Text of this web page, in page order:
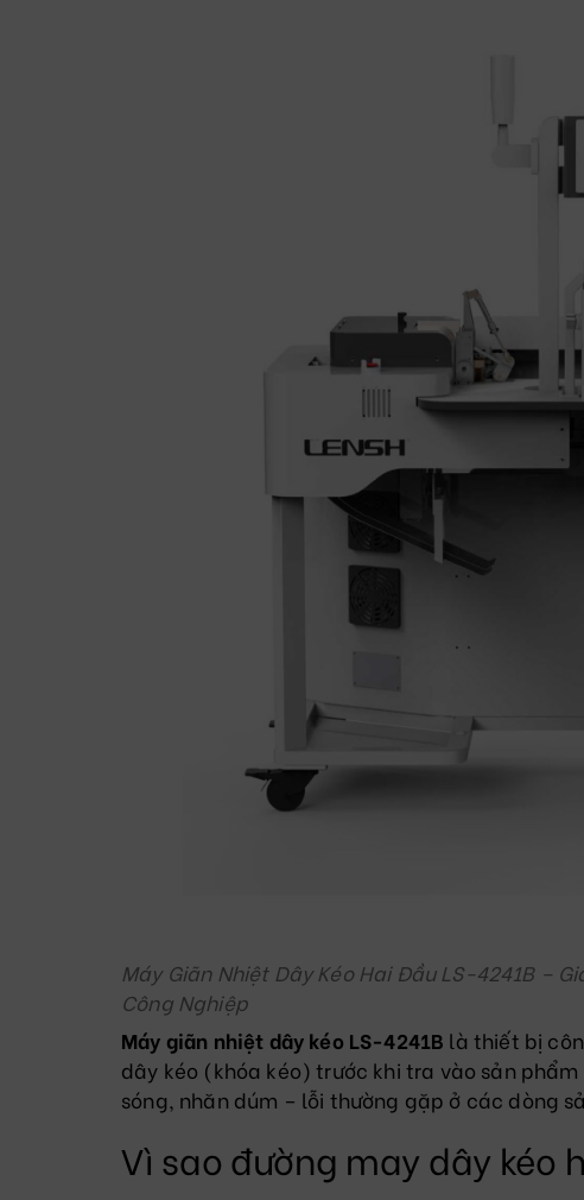
Máy Giãn Nhiệt Dây Kéo Hai Đầu LS-4241B –
Công Nghiệp
Máy giãn nhiệt dây kéo LS-4241B là thiết bị
dây kéo (khóa kéo) trước khi tra vào sản
sóng, nhăn dúm – lỗi thường gặp ở các dòng
Vì sao đường may dây kéo